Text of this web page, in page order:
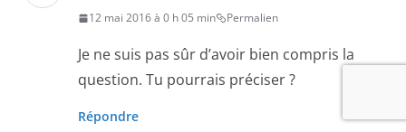
12 mai 2016 à 0 h 05 min Permalien
Je ne suis pas sûr d’avoir bien compris la
question. Tu pourrais préciser ?
Répondre